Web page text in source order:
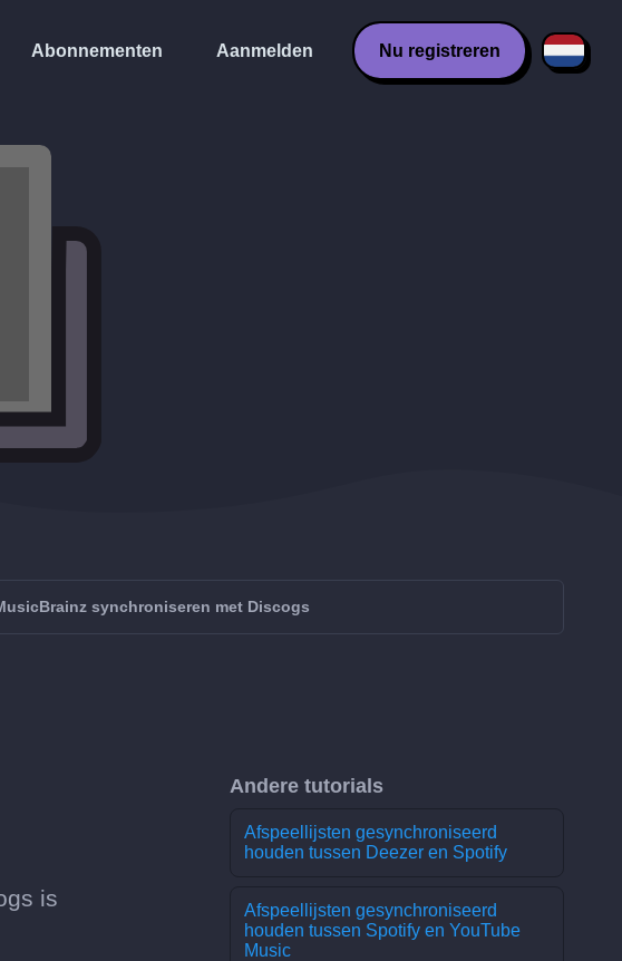
Abonnementen Aanmelden Nu registreren
synchroniseren met Discogs
is
Andere tutorials
Afspeellijsten gesynchroniseerd
houden tussen Deezer en Spotify
Afspeellijsten gesynchroniseerd
houden tussen Spotify en YouTube
Music